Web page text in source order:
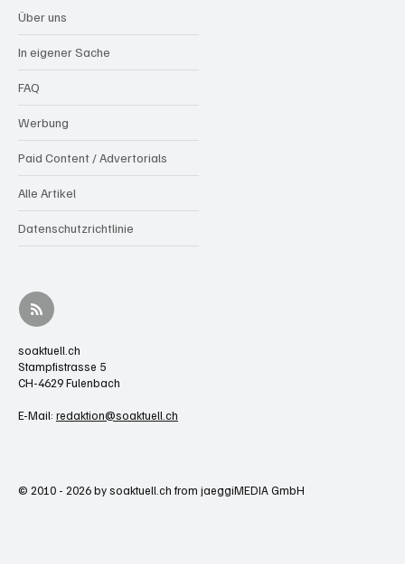
Über uns
In eigener Sache
FAQ
Werbung
Paid Content / Advertorials
Alle Artikel
Datenschutzrichtlinie
soaktuell.ch
Stampfistrasse 5
CH-4629 Fulenbach
E-Mail: redaktion@soaktuell.ch
© 2010 - 2026 by soaktuell.ch from jaeggiMEDIA GmbH